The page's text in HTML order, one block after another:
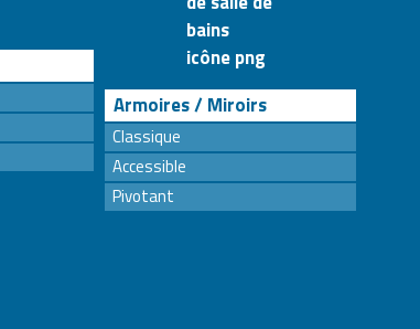
Armoires / Miroirs
Classique
Accessible
Pivotant